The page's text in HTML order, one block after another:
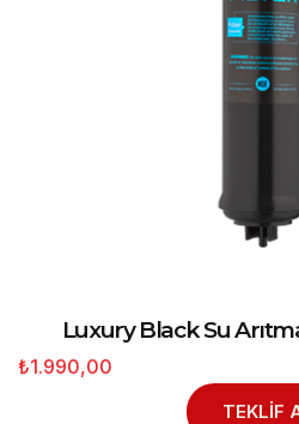
Luxury Black Su
₺1.990,00
TEKLİF